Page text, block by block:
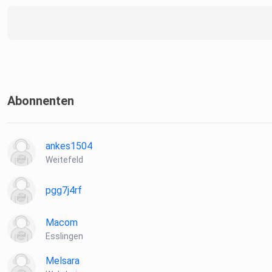
Abonnenten
ankes1504
Weitefeld
pgg7j4rf
Macom
Esslingen
Melsara